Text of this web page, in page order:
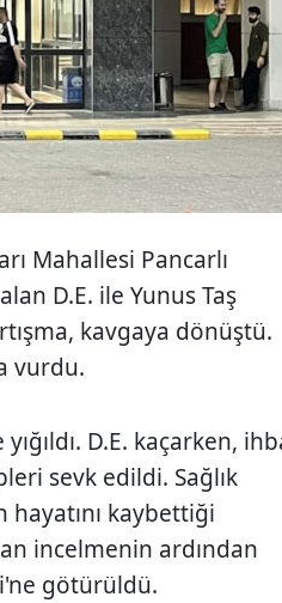
Mahallesi Pancarlı
D.E. ile Yunus Taş
kavgaya dönüştü.
vurdu.
D.E. kaçarken,
sevk edildi. Sağlık
hayatını kaybettiği
incelmenin ardından
götürüldü.